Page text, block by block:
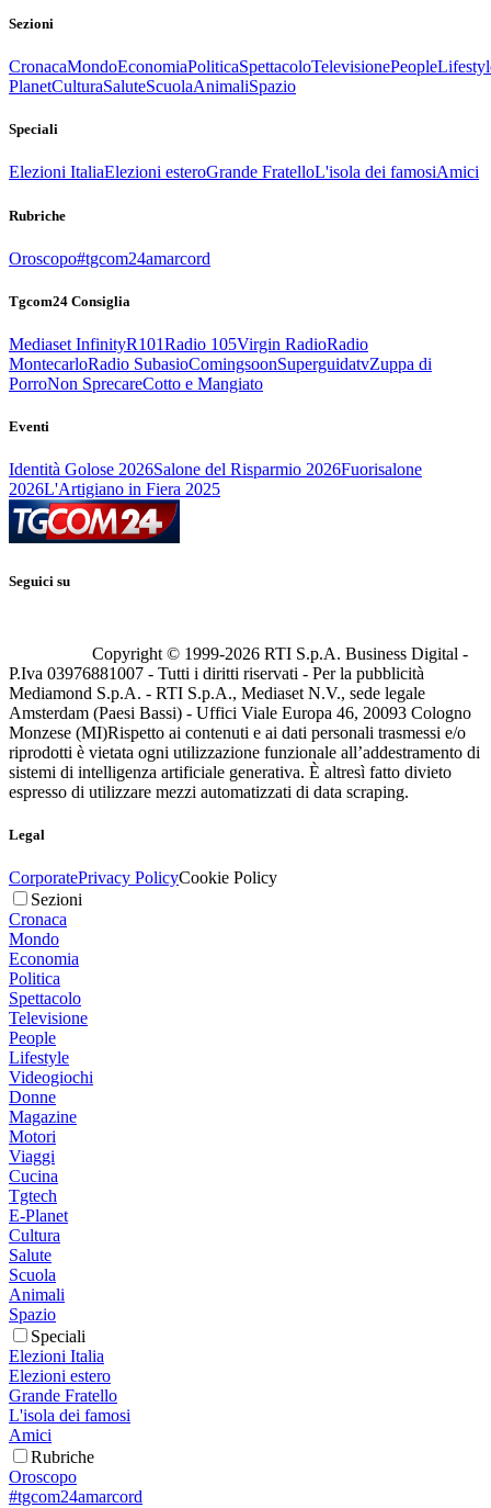
Sezioni
CronacaMondoEconomiaPoliticaSpettacoloTelevisionePeople
PlanetCulturaSaluteScuolaAnimaliSpazio
Speciali
Elezioni ItaliaElezioni esteroGrande FratelloL'isola dei famosiAmici
Rubriche
Oroscopo#tgcom24amarcord
Tgcom24 Consiglia
Mediaset InfinityR101Radio 105Virgin RadioRadio
MontecarloRadio SubasioComingsoonSuperguidatvZuppa di
PorroNon SprecareCotto e Mangiato
Eventi
Identità Golose 2026Salone del Risparmio 2026Fuorisalone
2026L'Artigiano in Fiera 2025
Seguici su
Copyright © 1999-2026 RTI S.p.A. Business Digital -
P.Iva 03976881007 - Tutti i diritti riservati - Per la pubblicità
Mediamond S.p.A. - RTI S.p.A., Mediaset N.V., sede legale
Amsterdam (Paesi Bassi) - Uffici Viale Europa 46, 20093 Cologno
Monzese (MI)Rispetto ai contenuti e ai dati personali trasmessi e/o
riprodotti è vietata ogni utilizzazione funzionale all’addestramento di
sistemi di intelligenza artificiale generativa. È altresì fatto divieto
espresso di utilizzare mezzi automatizzati di data scraping.
Legal
CorporatePrivacy PolicyCookie Policy
Sezioni
Cronaca
Mondo
Economia
Politica
Spettacolo
Televisione
People
Lifestyle
Videogiochi
Donne
Magazine
Motori
Viaggi
Cucina
Tgtech
E-Planet
Cultura
Salute
Scuola
Animali
Spazio
Speciali
Elezioni Italia
Elezioni estero
Grande Fratello
L'isola dei famosi
Amici
Rubriche
Oroscopo
#tgcom24amarcord